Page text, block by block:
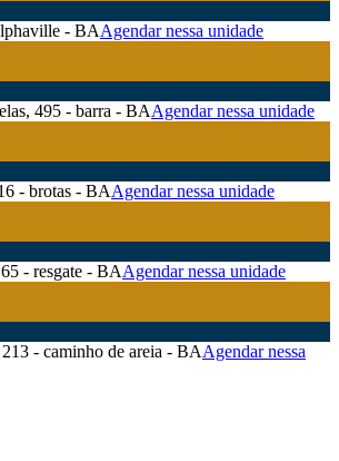
- BAAgendar nessa unidade
495 - barra - BAAgendar nessa unidade
- brotas - BAAgendar nessa unidade
- resgate - BAAgendar nessa unidade
- caminho de areia - BAAgendar nessa